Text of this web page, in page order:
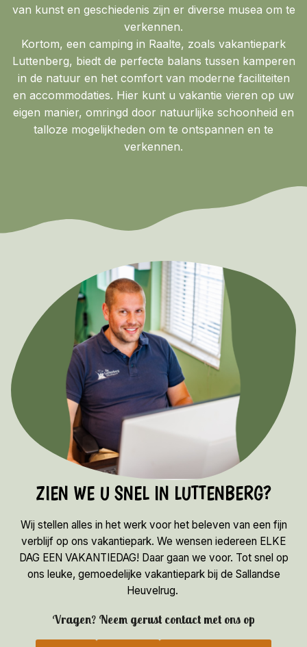
van kunst en geschiedenis zijn er diverse musea om te
verkennen.
Kortom, een camping in Raalte, zoals vakantiepark
Luttenberg, biedt de perfecte balans tussen kamperen
in de natuur en het comfort van moderne faciliteiten
en accommodaties. Hier kunt u vakantie vieren op uw
eigen manier, omringd door natuurlijke schoonheid en
talloze mogelijkheden om te ontspannen en te
verkennen.
ZIEN WE U SNEL IN LUTTENBERG?
Wij stellen alles in het werk voor het beleven van een fijn
verblijf op ons vakantiepark. We wensen iedereen ELKE
DAG EEN VAKANTIEDAG! Daar gaan we voor. Tot snel op
ons leuke, gemoedelijke vakantiepark bij de Sallandse
Heuvelrug.
Vragen? Neem gerust contact met ons op